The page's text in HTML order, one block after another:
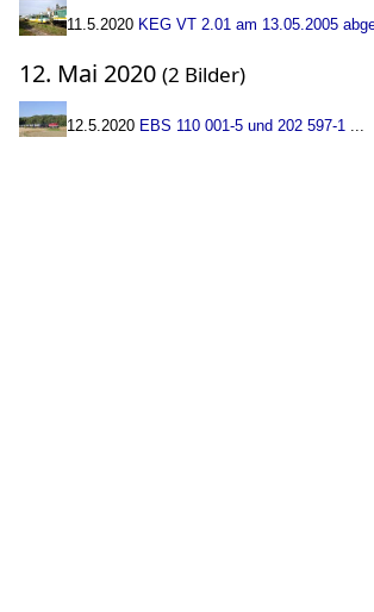
11.5.2020 KEG VT 2.01 am 13.05.2005
12. Mai 2020 (2 Bilder)
12.5.2020 EBS 110 001-5 und 202 597-1 ...